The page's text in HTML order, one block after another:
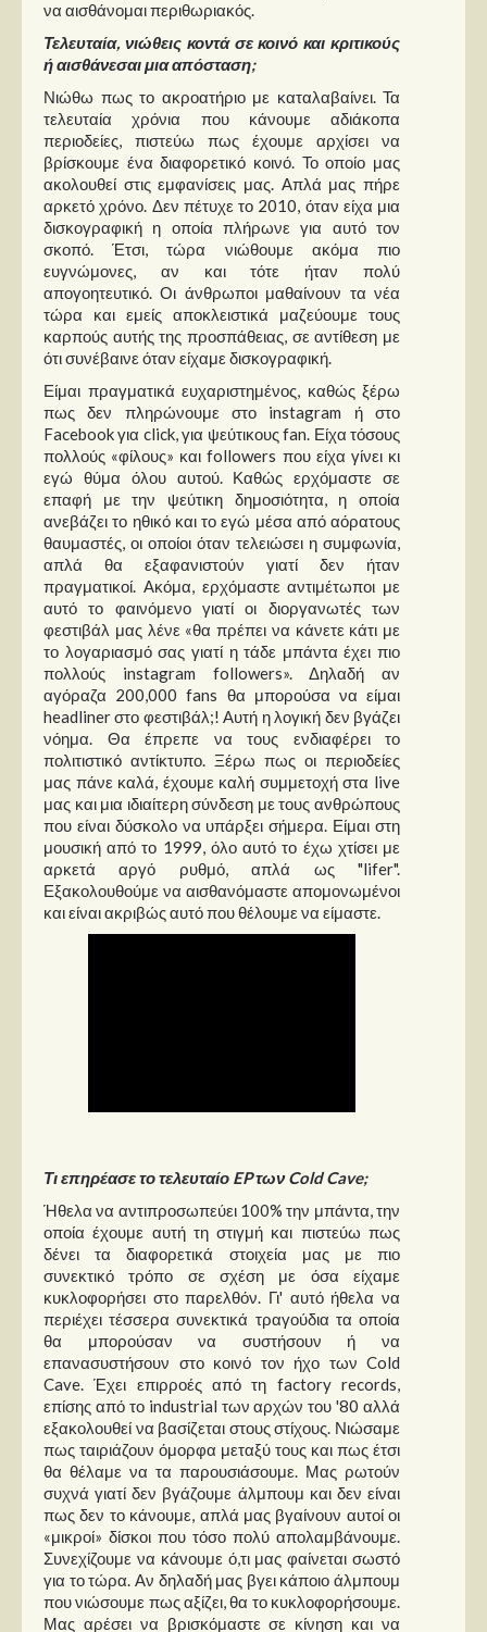
να αισθάνομαι περιθωριακός.
Τελευταία, νιώθεις κοντά σε κοινό και κριτικούς
ή αισθάνεσαι μια απόσταση;
Νιώθω πως το ακροατήριο με καταλαβαίνει. Τα
τελευταία χρόνια που κάνουμε αδιάκοπα
περιοδείες, πιστεύω πως έχουμε αρχίσει να
βρίσκουμε ένα διαφορετικό κοινό. Το οποίο μας
ακολουθεί στις εμφανίσεις μας. Απλά μας πήρε
αρκετό χρόνο. Δεν πέτυχε το 2010, όταν είχα μια
δισκογραφική η οποία πλήρωνε για αυτό τον
σκοπό. Έτσι, τώρα νιώθουμε ακόμα πιο
ευγνώμονες, αν και τότε ήταν πολύ
απογοητευτικό. Οι άνθρωποι μαθαίνουν τα νέα
τώρα και εμείς αποκλειστικά μαζεύουμε τους
καρπούς αυτής της προσπάθειας, σε αντίθεση με
ότι συνέβαινε όταν είχαμε δισκογραφική.
Είμαι πραγματικά ευχαριστημένος, καθώς ξέρω
πως δεν πληρώνουμε στο instagram ή στο
Facebook για click, για ψεύτικους fan. Είχα τόσους
πολλούς «φίλους» και followers που είχα γίνει κι
εγώ θύμα όλου αυτού. Καθώς ερχόμαστε σε
επαφή με την ψεύτικη δημοσιότητα, η οποία
ανεβάζει το ηθικό και το εγώ μέσα από αόρατους
θαυμαστές, οι οποίοι όταν τελειώσει η συμφωνία,
απλά θα εξαφανιστούν γιατί δεν ήταν
πραγματικοί. Ακόμα, ερχόμαστε αντιμέτωποι με
αυτό το φαινόμενο γιατί οι διοργανωτές των
φεστιβάλ μας λένε «θα πρέπει να κάνετε κάτι με
το λογαριασμό σας γιατί η τάδε μπάντα έχει πιο
πολλούς instagram followers». Δηλαδή αν
αγόραζα 200,000 fans θα μπορούσα να είμαι
headliner στο φεστιβάλ;! Αυτή η λογική δεν βγάζει
νόημα. Θα έπρεπε να τους ενδιαφέρει το
πολιτιστικό αντίκτυπο. Ξέρω πως οι περιοδείες
μας πάνε καλά, έχουμε καλή συμμετοχή στα live
μας και μια ιδιαίτερη σύνδεση με τους ανθρώπους
που είναι δύσκολο να υπάρξει σήμερα. Είμαι στη
μουσική από το 1999, όλο αυτό το έχω χτίσει με
αρκετά αργό ρυθμό, απλά ως "lifer".
Εξακολουθούμε να αισθανόμαστε απομονωμένοι
και είναι ακριβώς αυτό που θέλουμε να είμαστε.
Τι επηρέασε το τελευταίο EP των Cold Cave;
Ήθελα να αντιπροσωπεύει 100% την μπάντα, την
οποία έχουμε αυτή τη στιγμή και πιστεύω πως
δένει τα διαφορετικά στοιχεία μας με πιο
συνεκτικό τρόπο σε σχέση με όσα είχαμε
κυκλοφορήσει στο παρελθόν. Γι' αυτό ήθελα να
περιέχει τέσσερα συνεκτικά τραγούδια τα οποία
θα μπορούσαν να συστήσουν ή να
επανασυστήσουν στο κοινό τον ήχο των Cold
Cave. Έχει επιρροές από τη factory records,
επίσης από το industrial των αρχών του '80 αλλά
εξακολουθεί να βασίζεται στους στίχους. Νιώσαμε
πως ταιριάζουν όμορφα μεταξύ τους και πως έτσι
θα θέλαμε να τα παρουσιάσουμε. Μας ρωτούν
συχνά γιατί δεν βγάζουμε άλμπουμ και δεν είναι
πως δεν το κάνουμε, απλά μας βγαίνουν αυτοί οι
«μικροί» δίσκοι που τόσο πολύ απολαμβάνουμε.
Συνεχίζουμε να κάνουμε ό,τι μας φαίνεται σωστό
για το τώρα. Αν δηλαδή μας βγει κάποιο άλμπουμ
που νιώσουμε πως αξίζει, θα το κυκλοφορήσουμε.
Μας αρέσει να βρισκόμαστε σε κίνηση και να